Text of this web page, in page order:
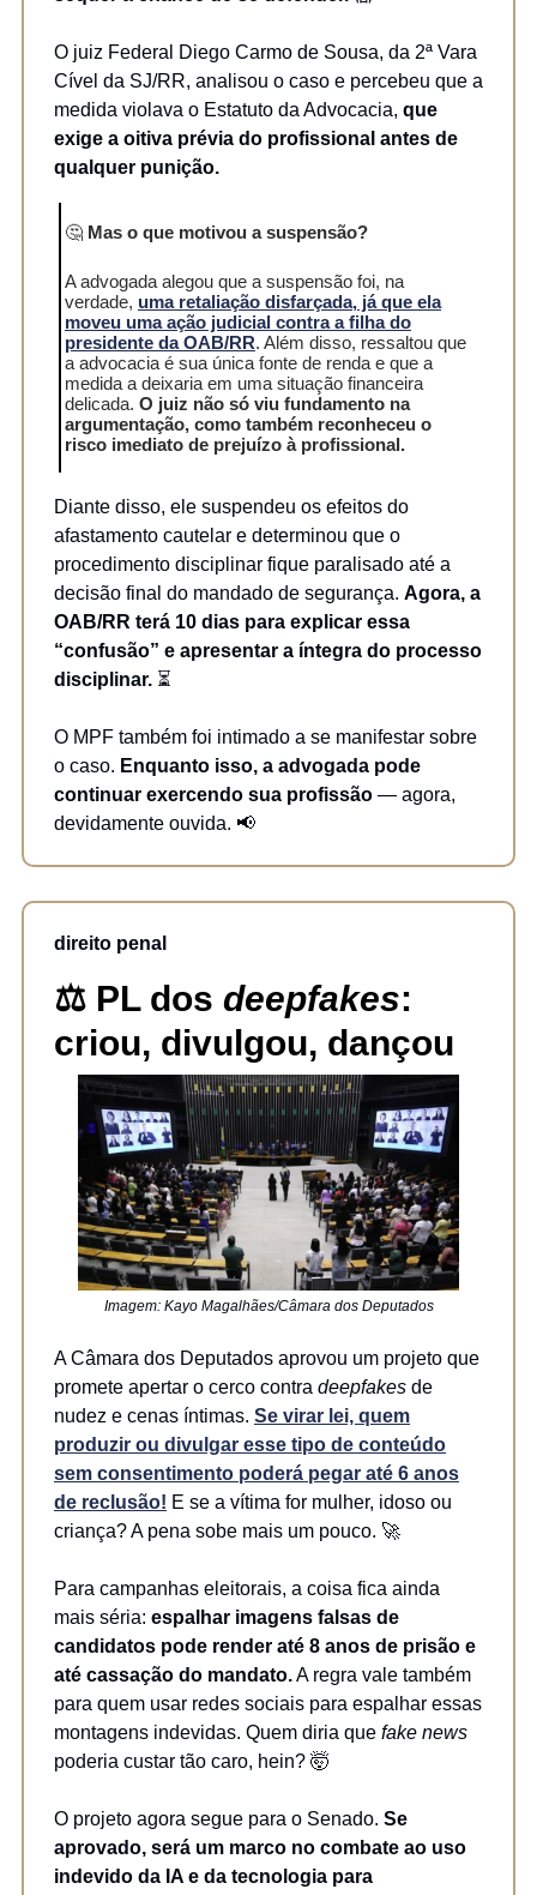
O juiz Federal Diego Carmo de Sousa, da 2ª Vara
Cível da SJ/RR, analisou o caso e percebeu que a
medida violava o Estatuto da Advocacia, que
exige a oitiva prévia do profissional antes de
qualquer punição.
🤔 Mas o que motivou a suspensão?
A advogada alegou que a suspensão foi, na
verdade, uma retaliação disfarçada, já que ela
moveu uma ação judicial contra a filha do
presidente da OAB/RR. Além disso, ressaltou que
a advocacia é sua única fonte de renda e que a
medida a deixaria em uma situação financeira
delicada. O juiz não só viu fundamento na
argumentação, como também reconheceu o
risco imediato de prejuízo à profissional.
Diante disso, ele suspendeu os efeitos do
afastamento cautelar e determinou que o
procedimento disciplinar fique paralisado até a
decisão final do mandado de segurança. Agora, a
OAB/RR terá 10 dias para explicar essa
“confusão” e apresentar a íntegra do processo
disciplinar. ⏳
O MPF também foi intimado a se manifestar sobre
o caso. Enquanto isso, a advogada pode
continuar exercendo sua profissão — agora,
devidamente ouvida. 📢
direito penal
⚖️ PL dos deepfakes:
criou, divulgou, dançou
Imagem: Kayo Magalhães/Câmara dos Deputados
A Câmara dos Deputados aprovou um projeto que
promete apertar o cerco contra deepfakes de
nudez e cenas íntimas. Se virar lei, quem
produzir ou divulgar esse tipo de conteúdo
sem consentimento poderá pegar até 6 anos
de reclusão! E se a vítima for mulher, idoso ou
criança? A pena sobe mais um pouco. 🚀
Para campanhas eleitorais, a coisa fica ainda
mais séria: espalhar imagens falsas de
candidatos pode render até 8 anos de prisão e
até cassação do mandato.A regra vale também
para quem usar redes sociais para espalhar essas
montagens indevidas. Quem diria que fake news
poderia custar tão caro, hein? 🤯
O projeto agora segue para o Senado. Se
aprovado, será um marco no combate ao uso
indevido da IA e da tecnologia para